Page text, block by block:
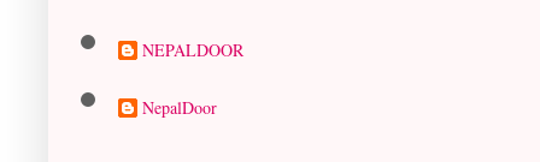
NEPALDOOR
NepalDoor